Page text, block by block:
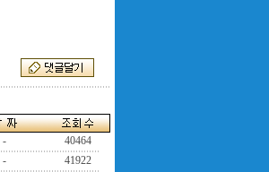
-
40464
-
41922